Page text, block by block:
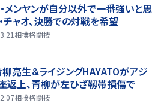
・メンヤンが自分以外で一番強いと思
チャオ、決勝での対戦を希望
相撲格闘技
柳亮生＆ライジングHAYATOがアジ
返上、青柳が左ひざ靱帯損傷で
相撲格闘技